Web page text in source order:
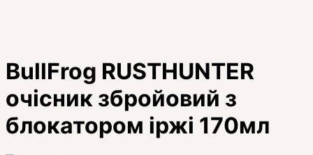
BullFrog RUSTHUNTER
очісник збройовий з
блокатором іржі 170мл